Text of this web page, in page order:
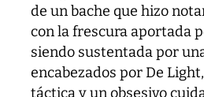
de un bache que hizo
con la frescura aportada
siendo sustentada por
encabezados por De
táctica y un obsesivo